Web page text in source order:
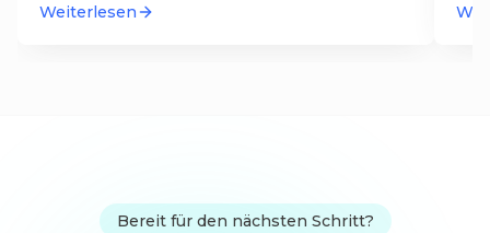
Weiterlesen
Bereit für den nächsten Schritt?